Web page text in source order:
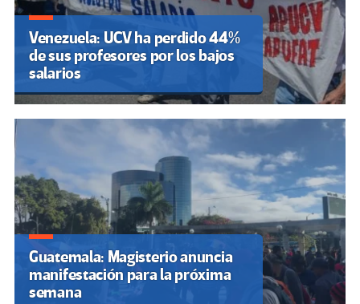
Venezuela: UCV ha perdido 44%
de sus profesores por los bajos
salarios
Guatemala: Magisterio anuncia
manifestación para la próxima
semana